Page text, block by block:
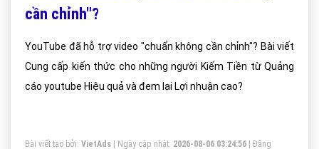
cần chỉnh"?
YouTube đã hỗ trợ video "chuẩn không cần chỉnh"? Bài viết
Cung cấp kiến thức cho những người Kiếm Tiền từ Quảng
cáo youtube Hiệu quả và đem lại Lợi nhuận cao?
Bài viết tạo bởi: VietAds | Ngày cập nhật: 2026-08-06 03:24:56
Đăng